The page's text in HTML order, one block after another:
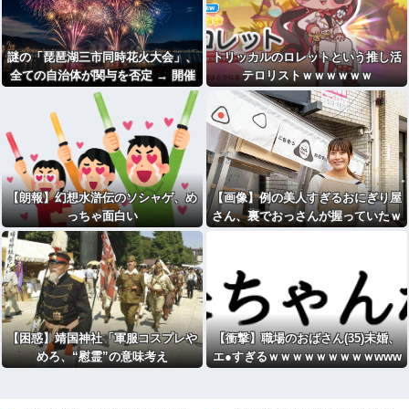
謎の「琵琶湖三市同時花火大会」、
全ての自治体が関与を否定 → 開催
中止が発表される
トリッカルのロレットという推し活
テロリストｗｗｗｗｗｗ
【朗報】幻想水滸伝のソシャゲ、め
っちゃ面白い
【画像】例の美人すぎるおにぎり屋
さん、裏でおっさんが握っていたｗ
【困惑】靖国神社「軍服コスプレや
めろ、“慰霊”の意味考え
【衝撃】職場のおばさん(35)未婚、
エ●すぎるｗｗｗｗｗｗｗｗｗwww